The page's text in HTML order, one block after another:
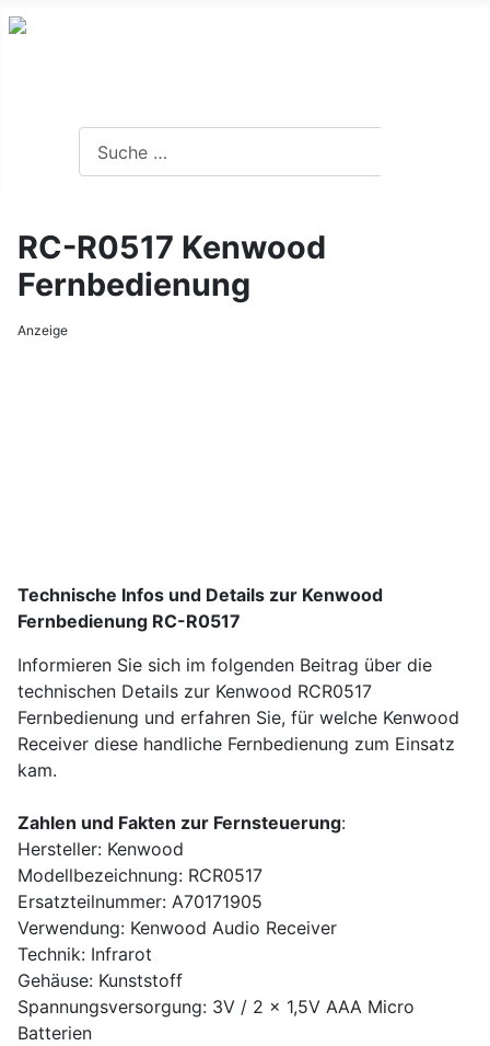
RC-R0517 Kenwood
Fernbedienung
Anzeige
Technische Infos und Details zur Kenwood
Fernbedienung RC-R0517
Informieren Sie sich im folgenden Beitrag über die
technischen Details zur Kenwood RCR0517
Fernbedienung und erfahren Sie, für welche Kenwood
Receiver diese handliche Fernbedienung zum Einsatz
kam.
Zahlen und Fakten zur Fernsteuerung:
Hersteller: Kenwood
Modellbezeichnung: RCR0517
Ersatzteilnummer: A70171905
Verwendung: Kenwood Audio Receiver
Technik: Infrarot
Gehäuse: Kunststoff
Spannungsversorgung: 3V / 2 x 1,5V AAA Micro
Batterien